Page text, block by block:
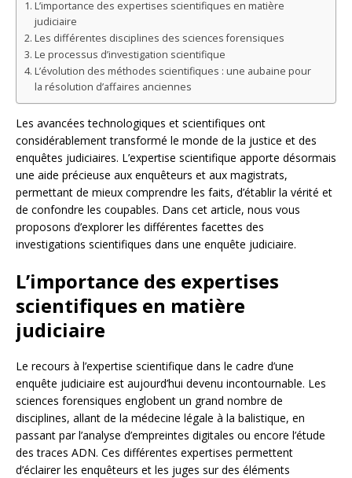
L’importance des expertises scientifiques en matière
judiciaire
Les différentes disciplines des sciences forensiques
Le processus d’investigation scientifique
L’évolution des méthodes scientifiques : une aubaine pour
la résolution d’affaires anciennes
Les avancées technologiques et scientifiques ont
considérablement transformé le monde de la justice et des
enquêtes judiciaires. L’expertise scientifique apporte désormais
une aide précieuse aux enquêteurs et aux magistrats,
permettant de mieux comprendre les faits, d’établir la vérité et
de confondre les coupables. Dans cet article, nous vous
proposons d’explorer les différentes facettes des
investigations scientifiques dans une enquête judiciaire.
L’importance des expertises
scientifiques en matière
judiciaire
Le recours à l’expertise scientifique dans le cadre d’une
enquête judiciaire est aujourd’hui devenu incontournable. Les
sciences forensiques englobent un grand nombre de
disciplines, allant de la médecine légale à la balistique, en
passant par l’analyse d’empreintes digitales ou encore l’étude
des traces ADN. Ces différentes expertises permettent
d’éclairer les enquêteurs et les juges sur des éléments